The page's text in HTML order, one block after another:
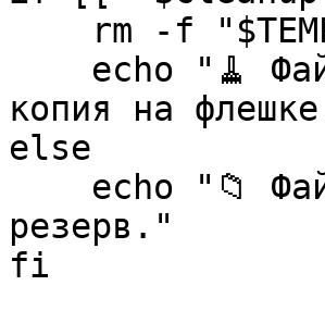
rm -f
echo "🧹 Файл
копия на
else
echo "📁 Файл
резерв."
fi